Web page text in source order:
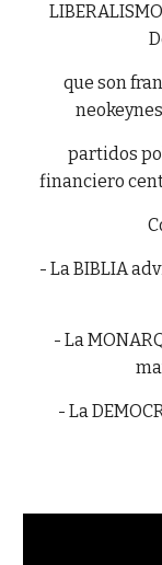
que son
partidos
financiero
- La BIBLIA
- La
- La